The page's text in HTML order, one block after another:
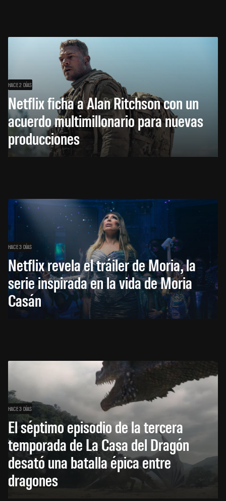
HACE 2 DÍAS
Netflix ficha a Alan Ritchson con un
acuerdo multimillonario para nuevas
producciones
HACE 3 DÍAS
Netflix revela el tráiler de Moria, la
serie inspirada en la vida de Moria
Casán
HACE 3 DÍAS
El séptimo episodio de la tercera
temporada de La Casa del Dragón
desató una batalla épica entre
dragones